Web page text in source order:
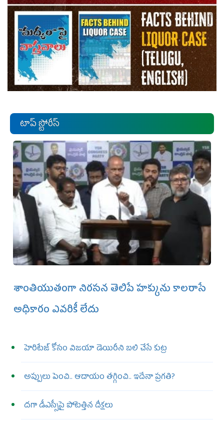
టాప్ స్టోరీస్
శాంతియుతంగా నిరసన తెలిపే హక్కును కాలరాసే
అధికారం ఎవరికీ లేదు
హెరిటేజ్ కోసం విజయా డెయిరీని బలి చేసే కుట్ర‌
అప్పులు పెంచి.. ఆదాయం తగ్గించి.. ఇదేనా ప్రగతి?
దగా డీఎస్సీపై పోటెత్తిన దీక్షలు